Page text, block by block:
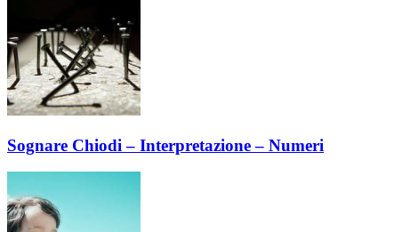
Sognare Chiodi – Interpretazione – Numeri